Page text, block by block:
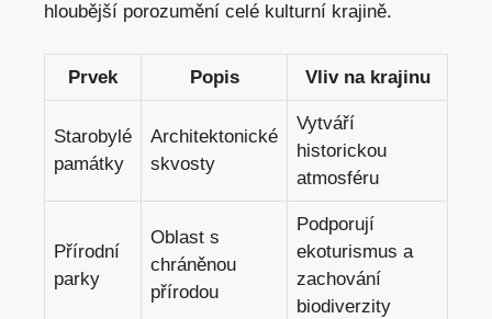
hloubější porozumění celé kulturní krajině.
Prvek Popis Vliv na krajinu
Starobylé
památky
Architektonické
skvosty
Vytváří
historickou
atmosféru
Přírodní
parky
Oblast s
chráněnou
přírodou
Podporují
ekoturismus a
zachování
biodiverzity